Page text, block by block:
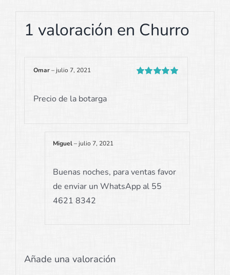
1 valoración en Churro
Omar– julio 7, 2021
Precio de la botarga
Miguel– julio 7, 2021
Buenas noches, para ventas favor
de enviar un WhatsApp al 55
4621 8342
Añade una valoración